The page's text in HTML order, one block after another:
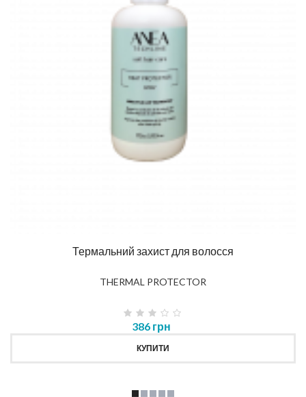
Термальний захист для волосся
THERMAL PROTECTOR
386 грн
КУПИТИ